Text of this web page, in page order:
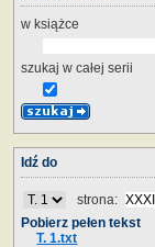
w książce
szukaj w całej serii
Idź do
strona:
Pobierz pełen tekst
T. 1.txt